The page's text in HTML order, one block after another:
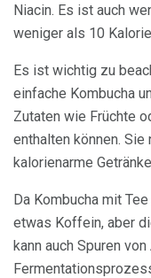
Niacin. Es ist auch
weniger als 10
Es ist wichtig zu
einfache Kombucha
Zutaten wie Früchte
enthalten können. Sie
kalorienarme
Da Kombucha mit
etwas Koffein, aber
kann auch Spuren